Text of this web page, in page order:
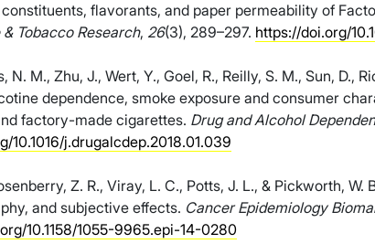
flavorants, and paper permeability of
Tobacco Research, 26(3), 289–297. https://doi.org/
N. M., Zhu, J., Wert, Y., Goel, R., Reilly, S. M., Sun, D.,
dependence, smoke exposure and consumer
factory-made cigarettes. Drug and Alcohol
10.1016/j.drugalcdep.2018.01.039
Z. R., Viray, L. C., Potts, J. L., & Pickworth,
and subjective effects. Cancer Epidemiology
10.1158/1055-9965.epi-14-0280